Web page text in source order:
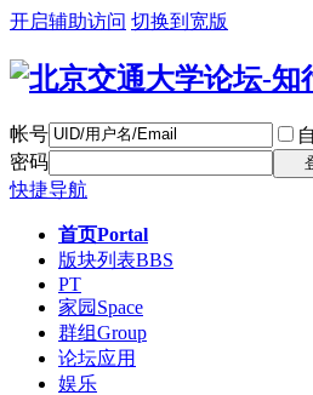
开启辅助访问 切换到宽版
帐号
密码
快捷导航
首页Portal
版块列表BBS
PT
家园 Space
群组Group
论坛应用
娱乐